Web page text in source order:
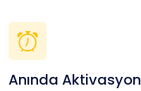
Anında Aktivasyon